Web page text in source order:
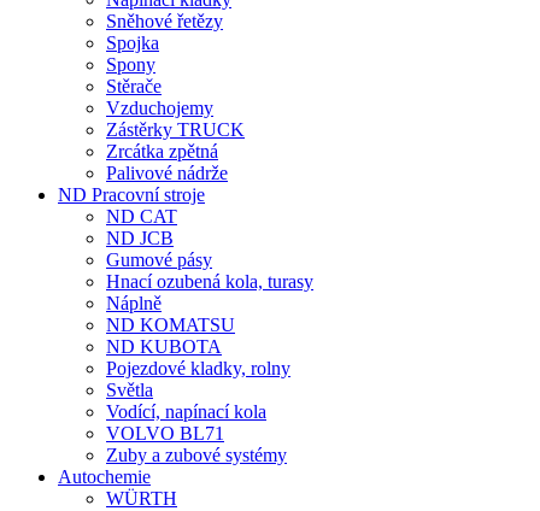
Sněhové řetězy
Spojka
Spony
Stěrače
Vzduchojemy
Zástěrky TRUCK
Zrcátka zpětná
Palivové nádrže
ND Pracovní stroje
ND CAT
ND JCB
Gumové pásy
Hnací ozubená kola, turasy
Náplně
ND KOMATSU
ND KUBOTA
Pojezdové kladky, rolny
Světla
Vodící, napínací kola
VOLVO BL71
Zuby a zubové systémy
Autochemie
WÜRTH